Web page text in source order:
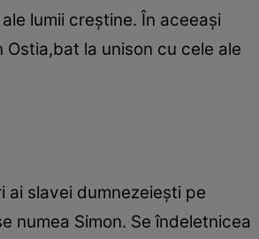
lumii creştine. În aceeaşi
la unison cu cele ale
slavei dumnezeieşti pe
numea Simon. Se îndeletnicea